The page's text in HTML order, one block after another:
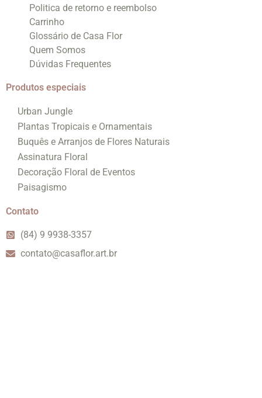
Politica de retorno e reembolso
Carrinho
Glossário de Casa Flor
Quem Somos
Dúvidas Frequentes
Produtos especiais
Urban Jungle
Plantas Tropicais e Ornamentais
Buquês e Arranjos de Flores Naturais
Assinatura Floral
Decoração Floral de Eventos
Paisagismo
Contato
(84) 9 9938-3357
contato@casaflor.art.br